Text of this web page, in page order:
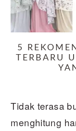
5
TERBARU
Tidak terasa
menghitung